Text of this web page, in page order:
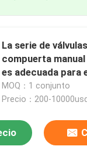
La serie de
compuerta manual
es adecuada para
H2S ácido
MOQ：1 conjunto
Precio：200-10000usd